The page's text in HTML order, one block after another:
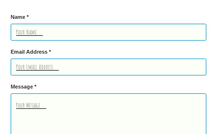
Name *
Email Address *
Message *